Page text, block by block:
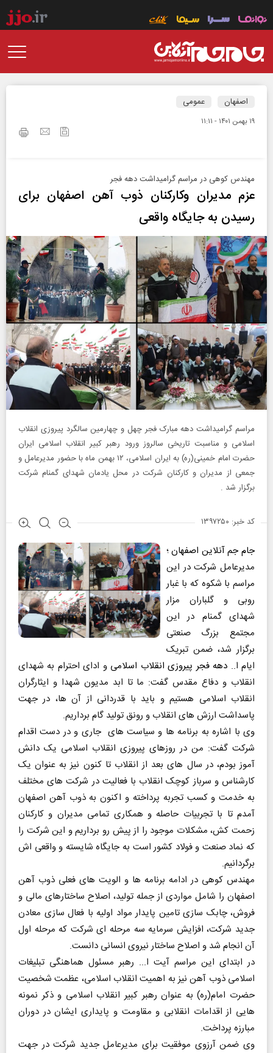
اصفهان عمومی
۱۹ بهمن ۱۴۰۱ - ۱۱:۱۱
مهندس کوهی در مراسم گرامیداشت دهه فجر
عزم مدیران وکارکنان ذوب آهن اصفهان برای
رسیدن به جایگاه واقعی
مراسم گرامیداشت دهه مبارک فجر چهل و چهارمین سالگرد پیروزی انقلاب
اسلامی و مناسبت تاریخی سالروز ورود رهبر کبیر انقلاب اسلامی ایران
حضرت امام خمینی(ره) به ایران اسلامی، ۱۲ بهمن ماه با حضور مدیرعامل و
جمعی از مدیران و کارکنان شرکت در محل یادمان شهدای گمنام شرکت
برگزار شد .
کد خبر: ۱۳۹۷۲۵۰
جام جم آنلاین اصفهان؛
مدیرعامل شرکت در این
مراسم با شکوه که با غبار
روبی و گلباران مزار
شهدای گمنام در این
مجتمع بزرگ صنعتی
برگزار شد، ضمن تبریک
ایام ا.. دهه فجر پیروزی انقلاب اسلامی و ادای احترام به شهدای
انقلاب و دفاع مقدس گفت: ما تا ابد مدیون شهدا و ایثارگران
انقلاب اسلامی هستیم و باید با قدردانی از آن ها، در جهت
پاسداشت ارزش های انقلاب و رونق تولید گام برداریم.
وی با اشاره به برنامه ها و سیاست های جاری و در دست اقدام
شرکت گفت: من در روزهای پیروزی انقلاب اسلامی یک دانش
آموز بودم، در سال های بعد از انقلاب تا کنون نیز به عنوان یک
کارشناس و سرباز کوچک انقلاب با فعالیت در شرکت های مختلف
به خدمت و کسب تجربه پرداخته و اکنون به ذوب آهن اصفهان
آمدم تا با تجربیات حاصله و همکاری تمامی مدیران و کارکنان
زحمت کش، مشکلات موجود را از پیش رو برداریم و این شرکت را
که نماد صنعت و فولاد کشور است به جایگاه شایسته و واقعی اش
برگردانیم.
مهندس کوهی در ادامه برنامه ها و الویت های فعلی ذوب آهن
اصفهان را شامل مواردی از جمله تولید، اصلاح ساختارهای مالی و
فروش، چابک سازی تامین پایدار مواد اولیه با فعال سازی معادن
جدید شرکت، افزایش سرمایه سه مرحله ای شرکت که مرحله اول
آن انجام شد و اصلاح ساختار نیروی انسانی دانست.
در ابتدای این مراسم آیت ا... رهبر مسئول هماهنگی تبلیغات
اسلامی ذوب آهن نیز به اهمیت انقلاب اسلامی، عظمت شخصیت
حضرت امام(ره) به عنوان رهبر کبیر انقلاب اسلامی و ذکر نمونه
هایی از اقدامات انقلابی و مقاومت و پایداری ایشان در دوران
مبارزه پرداخت.
وی ضمن آرزوی موفقیت برای مدیرعامل جدید شرکت در جهت